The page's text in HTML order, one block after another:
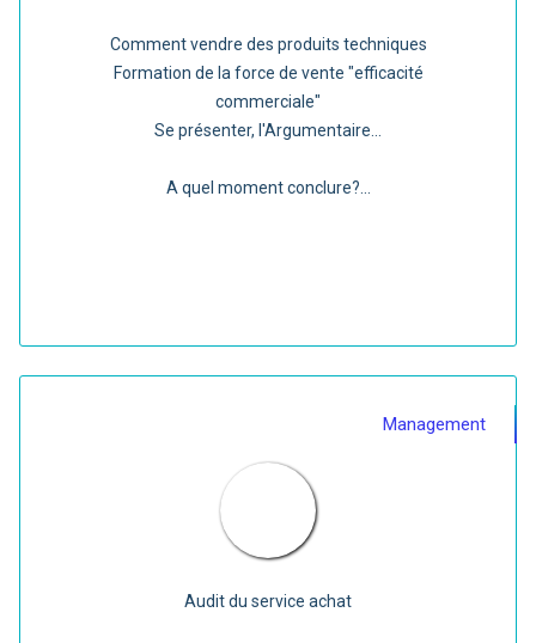
Comment vendre des produits techniques
Formation de la force de vente "efficacité
commerciale"
Se présenter, l'Argumentaire...
A quel moment conclure?...
Management
Audit du service achat